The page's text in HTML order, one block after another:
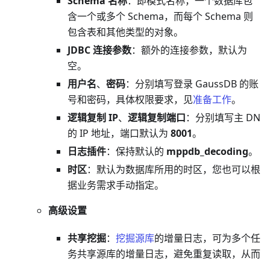
含一个或多个 Schema，而每个 Schema 则
包含表和其他类型的对象。
JDBC 连接参数：额外的连接参数，默认为
空。
用户名、 密码：分别填写登录 GaussDB 的账
号和密码，具体权限要求，见准备工作。
逻辑复制 IP、 逻辑复制端口：分别填写主 DN
的 IP 地址，端口默认为 8001。
日志插件：保持默认的 mppdb_decoding。
时区：默认为数据库所用的时区，您也可以根
据业务需求手动指定。
高级设置
共享挖掘： 挖掘源库的增量日志，可为多个任
务共享源库的增量日志，避免重复读取，从而